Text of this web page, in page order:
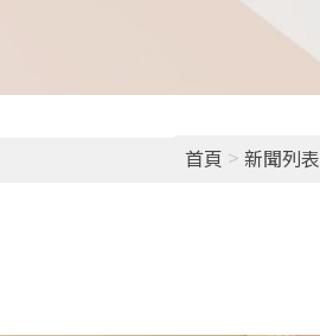
首頁 > 新聞列表